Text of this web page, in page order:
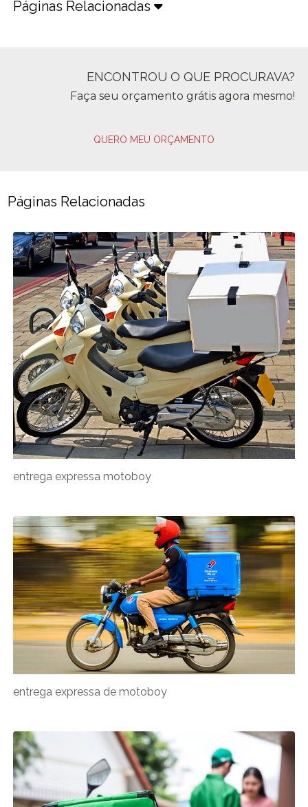
Páginas Relacionadas
ENCONTROU O QUE PROCURAVA?
Faça seu orçamento grátis agora mesmo!
QUERO MEU ORÇAMENTO
Páginas Relacionadas
entrega expressa motoboy
entrega expressa de motoboy